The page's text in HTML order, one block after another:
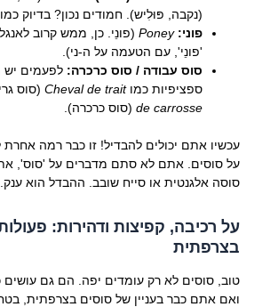
(נקבה, פּוּלִיש). חמודים נכון? בדיוק
פוני: Poney(פונֵי. כן, ממש קרוב
'פונֵי', עם הטעמה על ה-ני).
סוס עבודה / סוס כרכרה: לפעמים יש
ספציפיות כמוCheval de trait(סוס
de carrosse(סוס כרכרה).
עכשיו אתם יכולים להבדיל! זו כבר רמה
על סוסים. אתם לא סתם מדברים על 'סוס',
סוסה אלגנטית או סייח שובב. ההבדל הוא ענק.
על רכיבה, קפיצות ודהירות:
בצרפתית
טוב, סוסים לא רק עומדים יפה. הם גם עושים
ואם אתם כבר בעניין של סוסים בצרפתית,